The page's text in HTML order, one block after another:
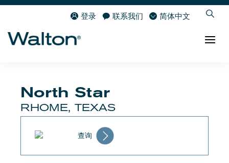
登录 联系我们 简体中文
North Star
RHOME, TEXAS
查询